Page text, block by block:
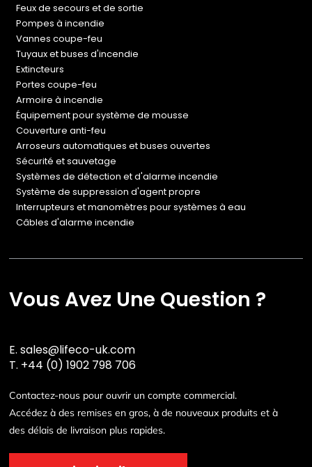
Feux de secours et de sortie
Pompes à incendie
Vannes coupe-feu
Tuyaux et buses d'incendie
Extincteurs
Portes coupe-feu
Armoire à incendie
Équipement pour système de mousse
Couverture anti-feu
Arroseurs automatiques et buses ouvertes
Sécurité et sauvetage
Systèmes de détection et d'alarme incendie
Système de suppression d'agent propre
Interrupteurs et manomètres pour systèmes à eau
Câbles d'alarme incendie
Vous Avez Une Question ?
E.sales@lifeco-uk.com
T. +44 (0) 1902 798 706
Contactez-nous pour ouvrir un compte commercial.
Accédez à des remises en gros, à de nouveaux produits et à
des délais de livraison plus rapides.